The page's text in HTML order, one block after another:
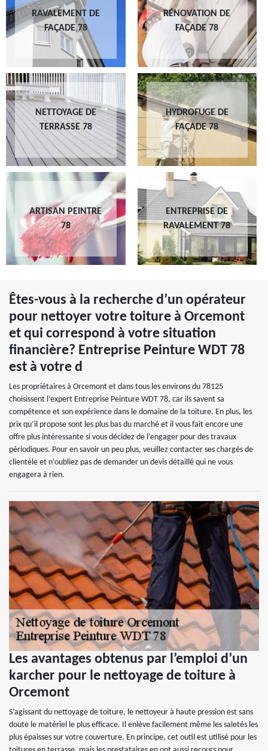
RAVALEMENT DE
FAÇADE 78
RÉNOVATION DE
FAÇADE 78
NETTOYAGE DE
TERRASSE 78
HYDROFUGE DE
FAÇADE 78
ARTISAN PEINTRE
78
ENTREPRISE DE
RAVALEMENT 78
Êtes-vous à la recherche d’un opérateur
pour nettoyer votre toiture à Orcemont
et qui correspond à votre situation
financière? Entreprise Peinture WDT 78
est à votre d
Les propriétaires à Orcemont et dans tous les environs du 78125
choisissent l’expert Entreprise Peinture WDT 78, car ils savent sa
compétence et son expérience dans le domaine de la toiture. En plus, les
prix qu’il propose sont les plus bas du marché et il vous fait encore une
offre plus intéressante si vous décidez de l’engager pour des travaux
périodiques. Pour en savoir un peu plus, veuillez contacter ses chargés de
clientèle et n’oubliez pas de demander un devis détaillé qui ne vous
engagera à rien.
Les avantages obtenus par l’emploi d’un
karcher pour le nettoyage de toiture à
Orcemont
S’agissant du nettoyage de toiture, le nettoyeur à haute pression est sans
doute le matériel le plus efficace. Il enlève facilement même les saletés les
plus épaisses sur votre couverture. En principe, cet outil est utilisé pour les